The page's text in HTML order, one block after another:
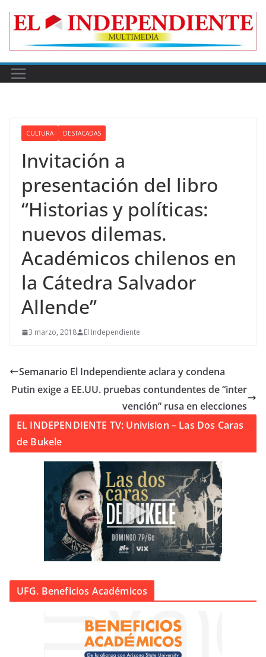
CULTURA DESTACADAS
Invitación a
presentación del libro
“Historias y políticas:
nuevos dilemas.
Académicos chilenos en
la Cátedra Salvador
Allende”
3 marzo, 2018 El Independiente
Semanario El Independiente aclara y condena
Putin exige a EE.UU. pruebas contundentes de “inter
vención” rusa en elecciones
EL INDEPENDIENTE TV: Univision – Las Dos Caras
de Bukele
UFG. Beneficios Académicos